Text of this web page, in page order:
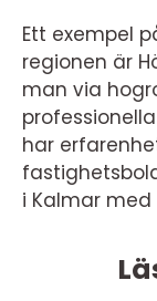
Ett exempel
regionen är
man via
har
i Kalmar